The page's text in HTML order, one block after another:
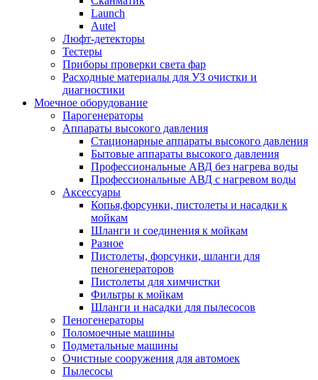
Launch
Autel
Люфт-детекторы
Тестеры
Приборы проверки света фар
Расходные материалы для УЗ очистки и
диагностики
Моечное оборудование
Парогенераторы
Аппараты высокого давления
Стационарные аппараты высокого давления
Бытовые аппараты высокого давления
Профессиональные АВД без нагрева воды
Профессиональные АВД с нагревом воды
Аксессуары
Копья,форсунки, пистолеты и насадки к
мойкам
Шланги и соединения к мойкам
Разное
Пистолеты, форсунки, шланги для
пеногенераторов
Пистолеты для химчистки
Фильтры к мойкам
Шланги и насадки для пылесосов
Пеногенераторы
Поломоечные машины
Подметальные машины
Очистные сооружения для автомоек
Пылесосы